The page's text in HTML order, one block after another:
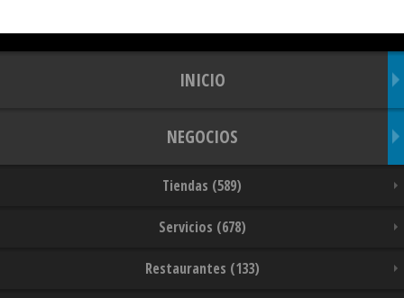
INICIO
NEGOCIOS
Tiendas (589)
Servicios (678)
Restaurantes (133)